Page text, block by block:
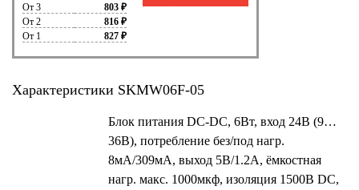
От 3
803 ₽
От 2
816 ₽
От 1
827 ₽
Характеристики SKMW06F-05
Блок питания DC-DC, 6Вт, вход 24В (9…
36В), потребление без/под нагр.
8мА/309мА, выход 5В/1.2А, ёмкостная
нагр. макс. 1000мкф, изоляция 1500В DC,